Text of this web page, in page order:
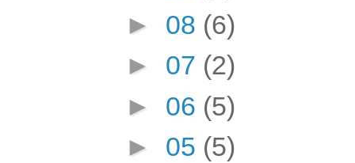
► 08 (6)
► 07 (2)
► 06 (5)
► 05 (5)